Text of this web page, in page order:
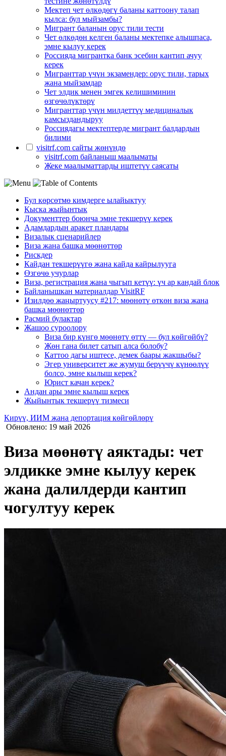
Мектеп чет өлкөдөгү баланы каттоону талап
кылса: бул мыйзамбы?
Мигрант баланын орус тили тести
Чет өлкөдөн келген баланы мектепке алышпаса,
эмне кылуу керек
Россияда мигрантка банк эсебин кантип ачуу
керек
Мигранттар үчүн экзамендер: орус тили, тарых
жана мыйзамдар
Чет элдик менен эмгек келишиминин
өзгөчөлүктөрү
Мигранттар үчүн милдеттүү медициналык
камсыздандыруу
Россиядагы мектептерде мигрант балдардын
билими
visitrf.com сайты жөнүндө
visitrf.com байланыш маалыматы
Жеке маалыматтарды иштетүү саясаты
Бул көрсөтмө кимдерге ылайыктуу
Кыска жыйынтык
Документтер боюнча эмне текшерүү керек
Адамдардын аракет пландары
Визалык сценарийлер
Виза жана башка мөөнөттөр
Рискдер
Кайдан текшерүүгө жана кайда кайрылууга
Өзгөчө учурлар
Виза, регистрация жана чыгып кетүү: үч ар кандай блок
Байланышкан материалдар VisitRF
Изилдөө жаңыртуусу #217: мөөнөтү өткөн виза жана
башка мөөнөттөр
Расмий булактар
Жашоо суроолору
Виза бир күнгө мөөнөтү өттү — бул көйгөйбү?
Жөн гана билет сатып алса болобу?
Каттоо дагы иштесе, демек баары жакшыбы?
Эгер университет же жумуш берүүчү күнөөлүү
болсо, эмне кылыш керек?
Юрист качан керек?
Андан ары эмне кылыш керек
Жыйынтык текшерүү тизмеси
Кирүү, ИИМ жана депортация көйгөйлөрү
Обновлено: 19 май 2026
Виза мөөнөтү аяктады: чет
элдикке эмне кылуу керек
жана далилдерди кантип
чогултуу керек